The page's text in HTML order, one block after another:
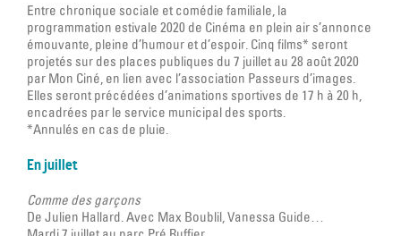
Entre chronique sociale et comédie familiale, la
programmation estivale 2020 de Cinéma en plein air s’annonce
émouvante, pleine d’humour et d’espoir. Cinq films* seront
projetés sur des places publiques du 7 juillet au 28 août 2020
par Mon Ciné, en lien avec l’association Passeurs d’images.
Elles seront précédées d’animations sportives de 17 h à 20 h,
encadrées par le service municipal des sports.
*Annulés en cas de pluie.
En juillet
Comme des garçons
De Julien Hallard. Avec Max Boublil, Vanessa Guide…